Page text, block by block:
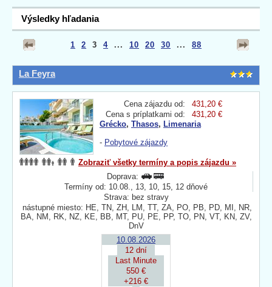
Výsledky hľadania
1 2 3 4 ... 10 20 30 ... 88
La Feyra
Cena zájazdu od:
431,20 €
Cena s príplatkami od:
431,20 €
Grécko, Thasos, Limenaria
- Pobytové zájazdy
Zobraziť všetky termíny a popis zájazdu »
Doprava:
Termíny od: 10.08., 13, 10, 15, 12 dňové
Strava: bez stravy
nástupné miesto: HE, TN, ZH, LM, TT, ZA, PO, PB, PD, MI, NR,
BA, NM, RK, NZ, KE, BB, MT, PU, PE, PP, TO, PN, VT, KN, ZV,
DnV
10.08.2026
12 dní
Last Minute
550 €
+216 €